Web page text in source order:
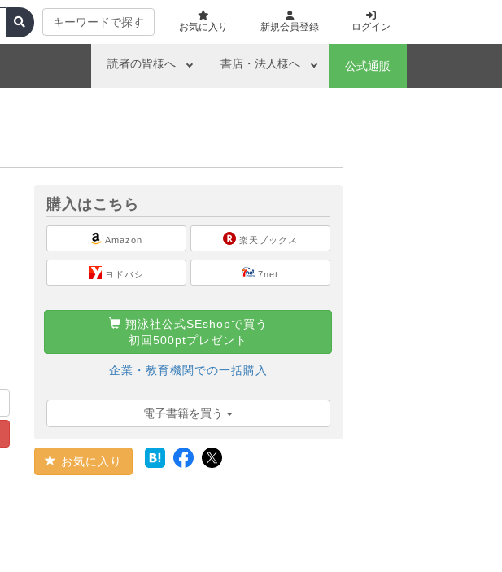
キーワードで探す お気に入り 新規会員登録 ログイン
読者の皆様へ 書店・法人様へ 公式通販
購入はこちら
Amazon
ヨドバシ
楽天ブックス
7net
翔泳社公式SEshopで買う
初回500ptプレゼント
企業・教育機関での一括購入
電子書籍を買う
お気に入り